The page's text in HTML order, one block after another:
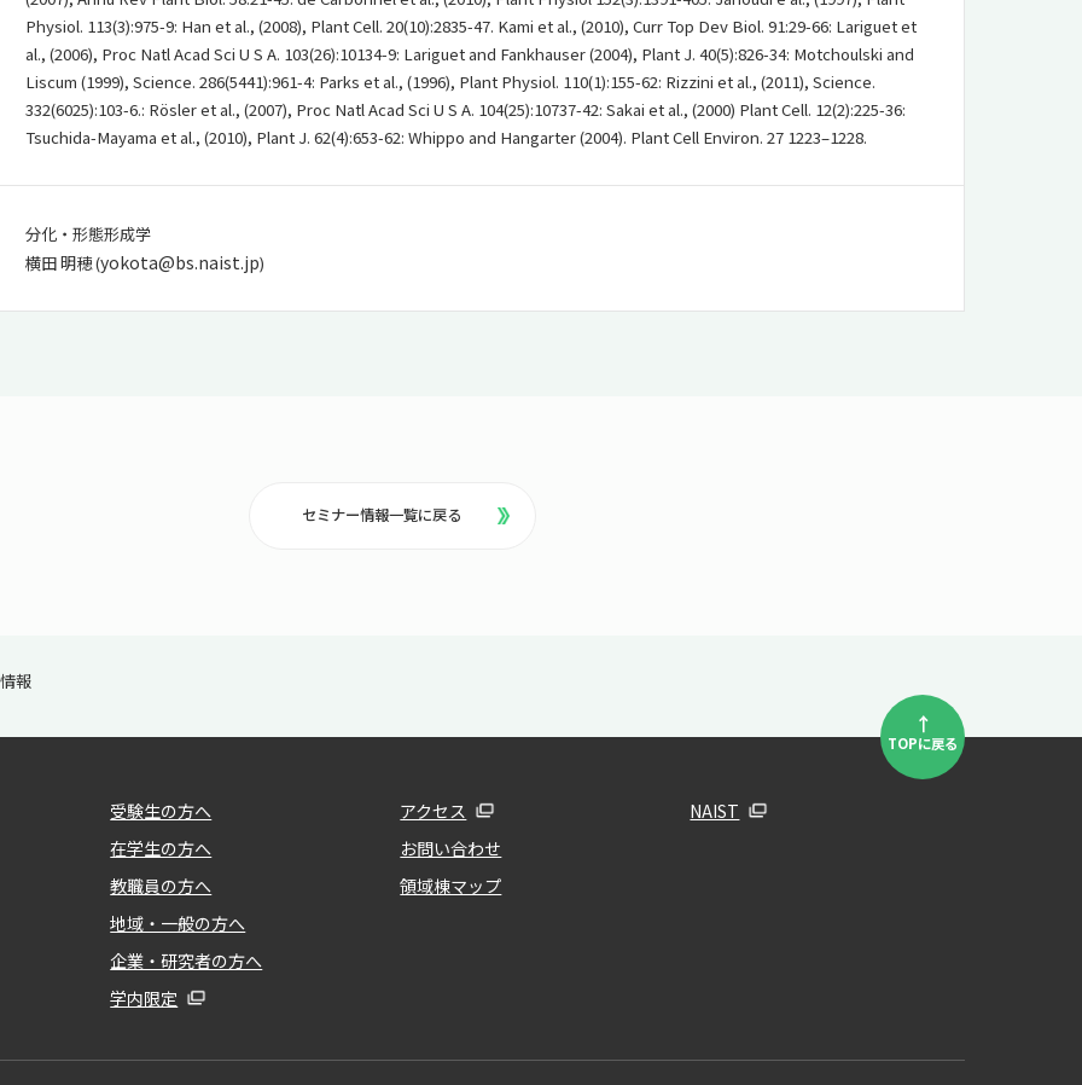
Physiol. 113(3):975-9: Han et al., (2008), Plant Cell. 20(10):2835-47. Kami et al., (2010), Curr Top Dev Biol. 91:29-66: Lariguet et
al., (2006), Proc Natl Acad Sci U S A. 103(26):10134-9: Lariguet and Fankhauser (2004), Plant J. 40(5):826-34: Motchoulski and
Liscum (1999), Science. 286(5441):961-4: Parks et al., (1996), Plant Physiol. 110(1):155-62: Rizzini et al., (2011), Science.
332(6025):103-6.: Rösler et al., (2007), Proc Natl Acad Sci U S A. 104(25):10737-42: Sakai et al., (2000) Plant Cell. 12(2):225-36:
Tsuchida-Mayama et al., (2010), Plant J. 62(4):653-62: Whippo and Hangarter (2004). Plant Cell Environ. 27 1223–1228.
分化・形態形成学
横田 明穂 (yokota@bs.naist.jp)
セミナー情報一覧に戻る
報
↑
TOPに戻る
受験生の方へ
在学生の方へ
教職員の方へ
地域・一般の方へ
企業・研究者の方へ
学内限定
アクセス
お問い合わせ
領域棟マップ
NAIST